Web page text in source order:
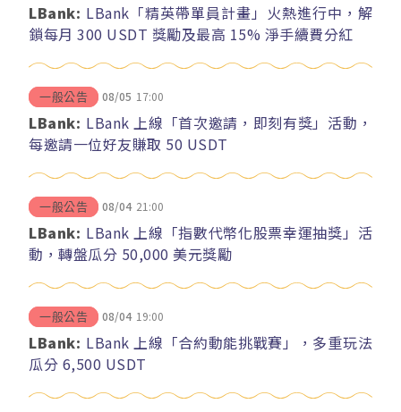
LBank: LBank「精英帶單員計畫」火熱進行中，解
鎖每月 300 USDT 獎勵及最高 15% 淨手續費分紅
一般公告 08/05 17:00
LBank: LBank 上線「首次邀請，即刻有獎」活動，
每邀請一位好友賺取 50 USDT
一般公告 08/04 21:00
LBank: LBank 上線「指數代幣化股票幸運抽獎」活
動，轉盤瓜分 50,000 美元獎勵
一般公告 08/04 19:00
LBank: LBank 上線「合約動能挑戰賽」，多重玩法
瓜分 6,500 USDT